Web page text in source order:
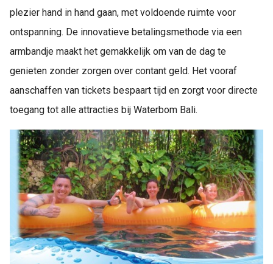
plezier hand in hand gaan, met voldoende ruimte voor
ontspanning. De innovatieve betalingsmethode via een
armbandje maakt het gemakkelijk om van de dag te
genieten zonder zorgen over contant geld. Het vooraf
aanschaffen van tickets bespaart tijd en zorgt voor directe
toegang tot alle attracties bij Waterbom Bali.